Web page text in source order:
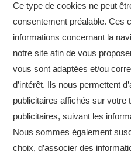
Ce type de cookies ne peut
consentement préalable. Ces
informations concernant la
notre site afin de vous
vous sont adaptées et/ou
d’intérêt. Ils nous permettent
publicitaires affichés sur votre
publicitaires, suivant les
Nous sommes également
choix, d’associer des